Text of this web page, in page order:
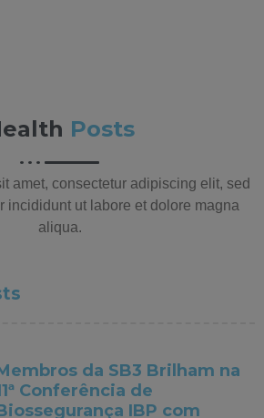
Posts
amet, consectetur adipiscing elit, sed
incididunt ut labore et dolore magna
aliqua.
da SB3 Brilham na
Conferência de
IBP com